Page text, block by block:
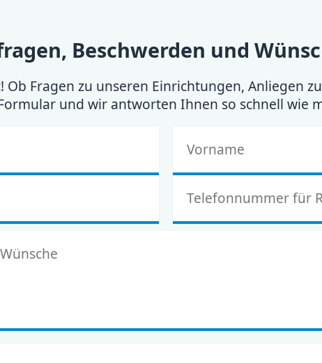
Beschwerden und
Fragen zu unseren Einrichtungen, Anliegen
und wir antworten Ihnen so schnell wie